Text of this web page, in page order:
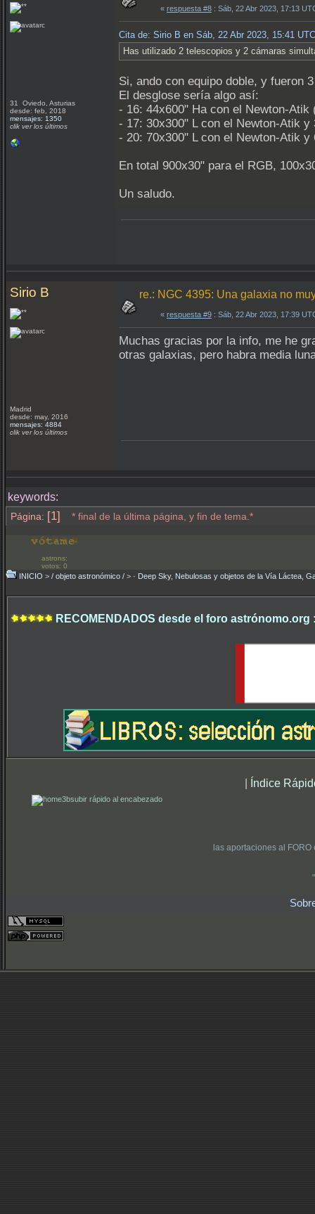
31 Oviedo, Asturias
desde: feb, 2018
mensajes: 1350
clik ver los últimos
« respuesta #8 : Sáb, 22 Abr 2023, 17:13
Cita de: Sirio B en Sáb, 22 Abr 2023, 15:41 UTC
Has utilizado 2 telescopios y 2 cámaras
Si, ando con equipo doble, y fueron
El desglose sería algo así:
- 16: 44x600" Ha con el Newton-Atik
- 17: 30x300" L con el Newton-Atik
- 20: 70x300" L con el Newton-Atik
En total 900x30" para el RGB,
Un saludo.
Sirio B
Madrid
desde: may, 2016
mensajes: 4884
clik ver los últimos
re.: NGC 4395: Una galaxia no
« respuesta #9 : Sáb, 22 Abr 2023, 17:39
Muchas gracias por la info, me he
otras galaxias, pero habra media
keywords:
Página: [1] * final de la última página, y fin de tema.*
astrons:
votos: 0
INICIO > / objeto astronómico / > · Deep Sky, Nebulosas y objetos de la Vía Láctea,
RECOMENDADOS desde el foro astrónomo.org
| Índice
subir rápido al encabezado
las aportaciones al